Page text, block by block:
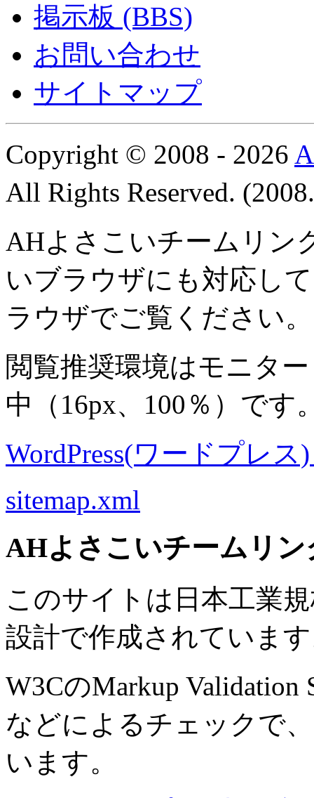
掲示板 (BBS)
お問い合わせ
サイトマップ
Copyright © 2008 - 2026
All Rights Reserved.
AHよさこいチームリン
いブラウザにも対応し
ラウザでご覧ください。
閲覧推奨環境はモニター
中
（16px、100％）です
WordPress(ワードプレス)
sitemap.xml
AHよさこいチームリ
このサイトは日本工業
設計で作成されていま
W3CのMarkup Validation
などによるチェックで
います。